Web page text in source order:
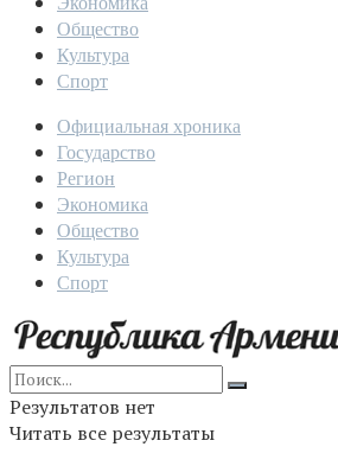
Общество
Культура
Спорт
Официальная хроника
Государство
Регион
Экономика
Общество
Культура
Спорт
Результатов нет
Читать все результаты